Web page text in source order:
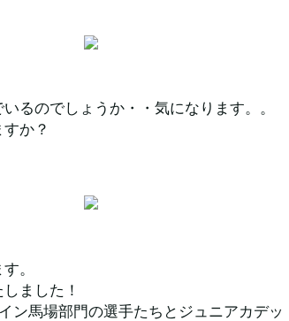
るのでしょうか・・気になります。。
か？
。
ました！
ン馬場部門の選手たちとジュニアカデッ